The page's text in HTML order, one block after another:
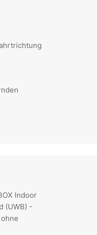
Indoor
(UWB) -